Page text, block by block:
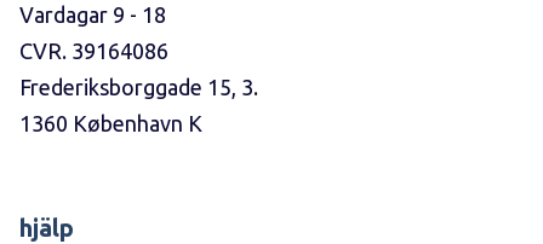
Vardagar 9 - 18
CVR. 39164086
Frederiksborggade 15, 3.
1360 København K
hjälp